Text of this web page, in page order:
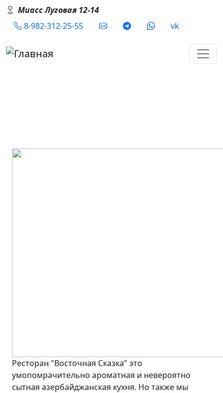
Перейти к основному содержанию
Миасс Луговая 12-14
Social
8-982-312-25-55 vk
Ресторан "Восточная Сказка" это
умопомрачительно ароматная и невероятно
сытная азербайджанская кухня. Но также мы